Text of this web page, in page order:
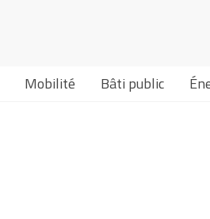
Mobilité Bâti public